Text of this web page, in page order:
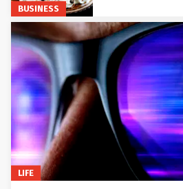
BUSINESS
LIFE